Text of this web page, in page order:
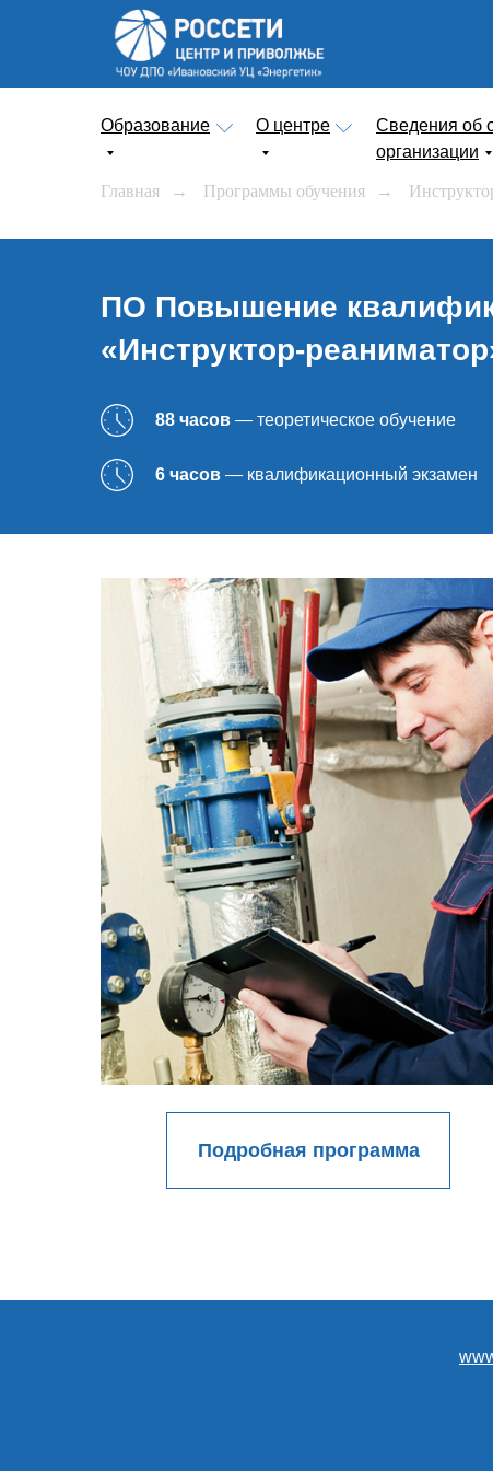
Образование О центре
Сведения об
организации
Главная → Программы обучения →
ПО Повышение
«Инструктор-
88 часов — теоретическое обучение
6 часов — квалификационный экзамен
Подробная программа